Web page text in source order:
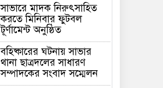
সাভারে মাদক নিরুৎসাহিত
করতে মিনিবার ফুটবল
টূর্ণামেন্ট অনুষ্ঠিত
বহিষ্কারের ঘটনায় সাভার
থানা ছাত্রদলের সাধারণ
সম্পাদকের সংবাদ সম্মেলন